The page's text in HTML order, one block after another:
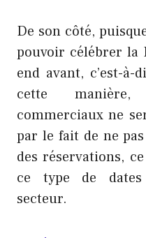
De son côté,
pouvoir célébrer la
end avant, c’est-
cette manière,
commerciaux ne
par le fait de ne
des réservations,
ce type de
secteur.